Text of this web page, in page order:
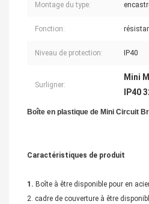
Montage du type:
Fonction:
Niveau de protection: IP40
Surligner:
Mini
IP40
Boîte en plastique de Mini Circuit
Caractéristiques de produit
1. Boîte à être disponible pour en
2. cadre de couverture à être